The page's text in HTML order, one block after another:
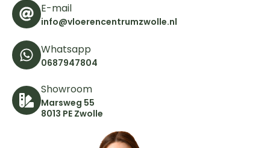
E-mail
info@vloerencentrumzwolle.nl
Whatsapp
0687947804
Showroom
Marsweg 55
8013 PE Zwolle